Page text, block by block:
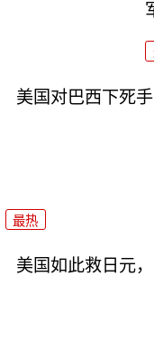
美国对巴西下死
最热
美国如此救日元